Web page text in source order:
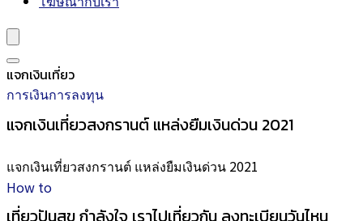
แจกเงินเที่ยว
การเงินการลงทุน
แจกเงินเที่ยวสงกรานต์ แหล่งยืมเงินด่วน 2021
แจกเงินเที่ยวสงกรานต์ แหล่งยืมเงินด่วน 2021
How to
เที่ยวปันสุข กำลังใจ เราไปเที่ยวกัน ลงทะเบียนวันไหน